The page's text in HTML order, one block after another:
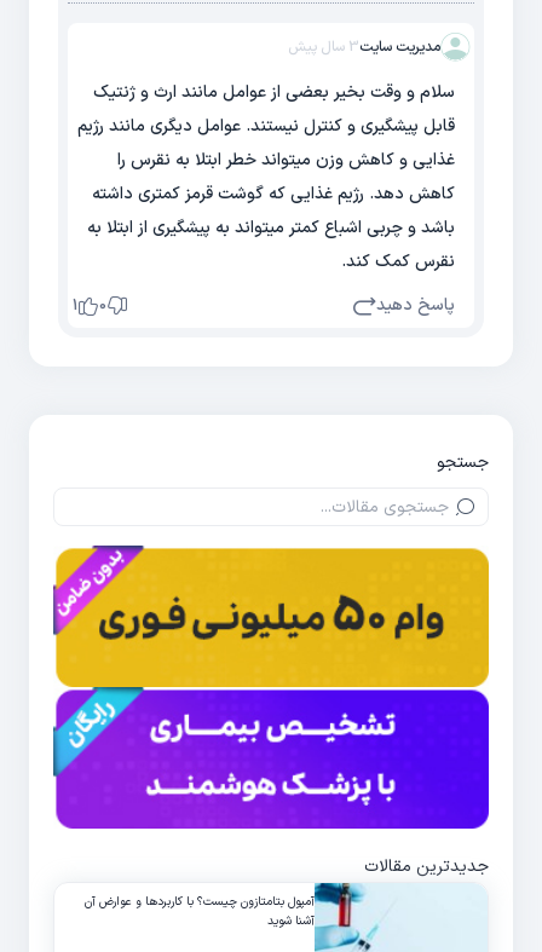
مدیریت سایت3 سال پیش
سلام و وقت بخیر بعضی از عوامل مانند ارث و ژنتیک
قابل پیشگیری و کنترل نیستند. عوامل دیگری مانند رژیم
غذایی و کاهش وزن میتواند خطر ابتلا به نقرس را
کاهش دهد. رژیم غذایی که گوشت قرمز کمتری داشته
باشد و چربی اشباع کمتر میتواند به پیشگیری از ابتلا به
نقرس کمک کند.
پاسخ دهید
0
1
جستجو
جدیدترین مقالات
آمپول بتامتازون چیست؟ با کاربردها و عوارض آن
آشنا شوید